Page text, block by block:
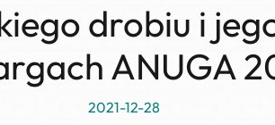
drobiu i
ANUGA
2021-12-28